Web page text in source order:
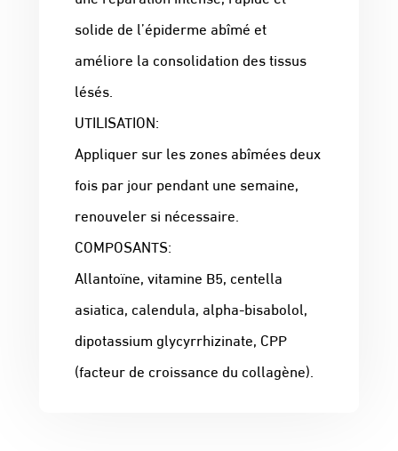
solide de l’épiderme abîmé et
améliore la consolidation des tissus
lésés.
UTILISATION:
Appliquer sur les zones abîmées deux
fois par jour pendant une semaine,
renouveler si nécessaire.
COMPOSANTS:
Allantoïne, vitamine B5, centella
asiatica, calendula, alpha-bisabolol,
dipotassium glycyrrhizinate, CPP
(facteur de croissance du collagène).